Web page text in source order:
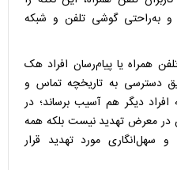
و به‌راحتی گوشی تلفن و شبکه
همراه یا پیام‌رسان افراد هک
دسترسی به تاریخچه تماس و
افراد دیگر هم آسیب برساند؛ در
در معرض تهدید نیست بلکه همه
مورد تهدید قرار